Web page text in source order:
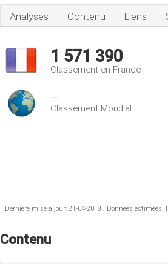
Analyses Contenu Liens
1 571 390
Classement en France
--
Classement Mondial
Dernière mise à jour: 21-04-2018 . Données estimées,
Contenu